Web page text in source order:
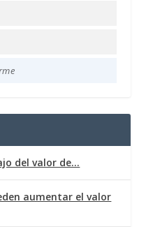
del valor de…
aumentar el valor